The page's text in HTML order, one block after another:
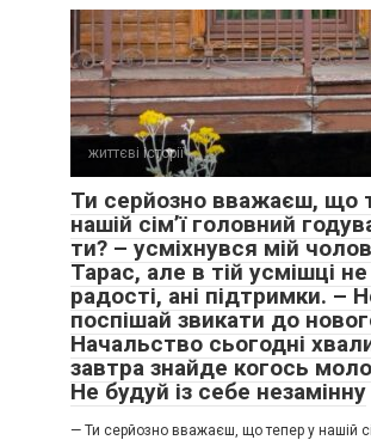
життєві історії
Ти серйозно вважаєш, що
нашій сім’ї головний
ти? – усміхнувся мій
Тарас, але в тій усмішці не
радості, ані підтримки. –
поспішай звикати до
Начальство сьогодні
завтра знайде когось
Не будуй із себе незамінну
— Ти серйозно вважаєш, що тепер у нашій